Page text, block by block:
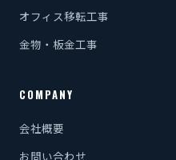
オフィス移転工事
金物・板金工事
COMPANY
会社概要
お問い合わせ